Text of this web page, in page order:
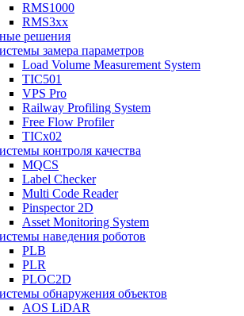
RMS1000
RMS3xx
решения
замера параметров
Load Volume Measurement System
TIC501
VPS Pro
Railway Profiling System
Free Flow Profiler
TICx02
контроля качества
MQCS
Label Checker
Multi Code Reader
Pinspector 2D
Asset Monitoring System
наведения роботов
PLB
PLR
PLOC2D
обнаружения объектов
AOS LiDAR